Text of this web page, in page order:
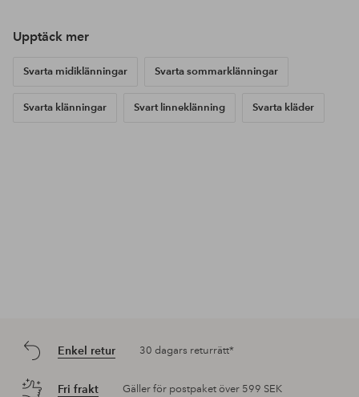
Upptäck mer
Svarta midiklänningar Svarta sommarklänningar
Svarta klänningar Svart linneklänning Svarta kläder
Enkel retur 30 dagars returrätt*
Fri frakt Gäller för postpaket över 599 SEK